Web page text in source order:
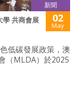
新聞
學 共商會展
02
May
低碳發展政策，澳
（MLDA）於2025